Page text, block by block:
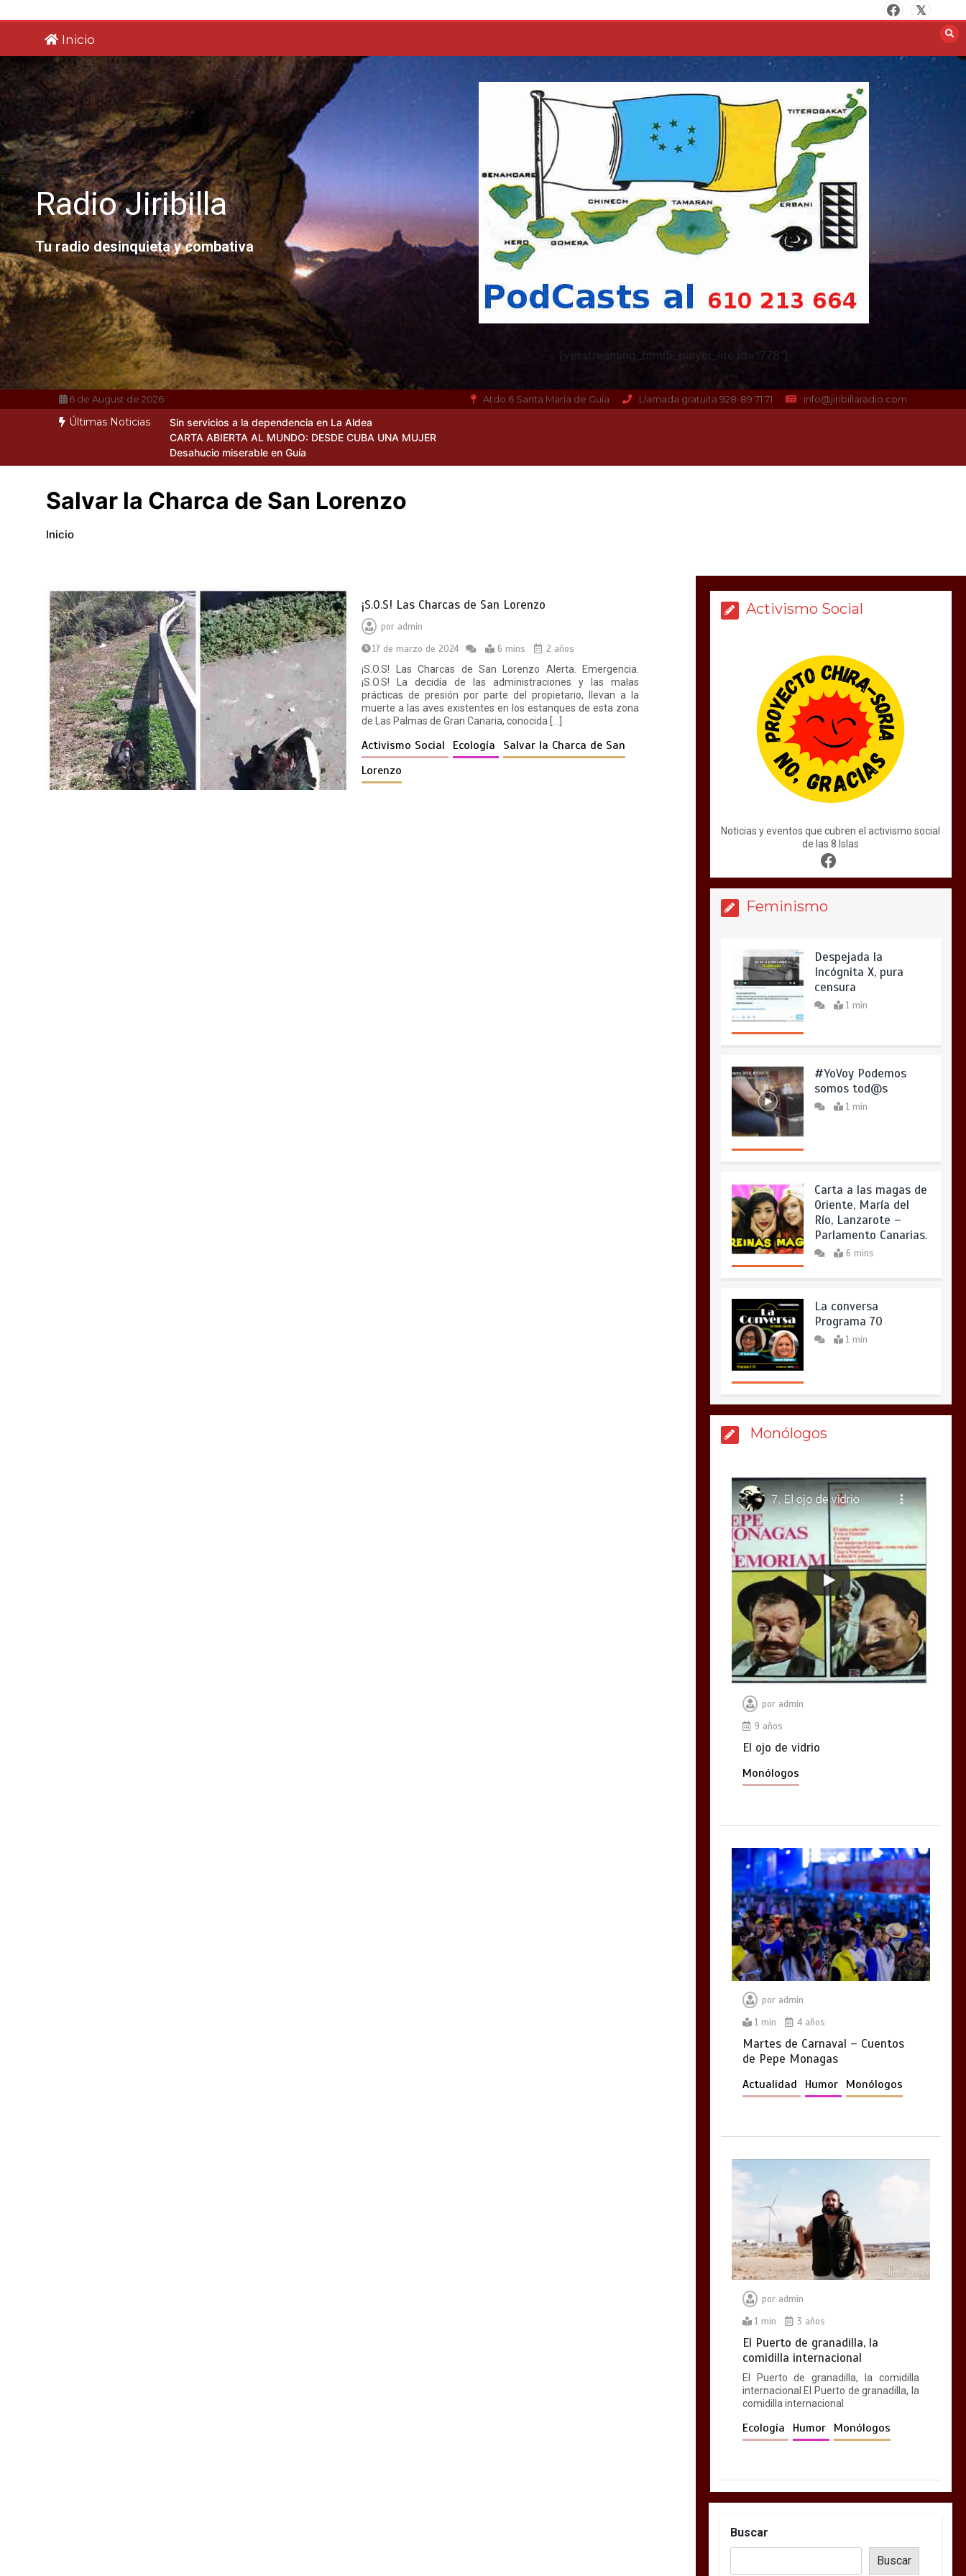
al
contenido Inicio
Radio Jiribilla
Tu radio desinquieta y combativa
[yesstreaming_html5_player_lite id="778"]
6 de August de 2026 Atdo.6 Santa María de Guía Llamada gratuita 928-89 71 71 info@jiribillaradio.com
Últimas Noticias
Sin servicios a la dependencia en La Aldea
CARTA ABIERTA AL MUNDO: DESDE CUBA UNA MUJER
Desahucio miserable en Guía
Salvar la Charca de San Lorenzo
Inicio
¡S.O.S! Las Charcas de San Lorenzo
por admin
17 de marzo de 2024
6 mins
2 años
¡S.O.S! Las Charcas de San Lorenzo Alerta. Emergencia.
¡S.O.S! La decidía de las administraciones y las malas
prácticas de presión por parte del propietario, llevan a la
muerte a las aves existentes en los estanques de esta zona
de Las Palmas de Gran Canaria, conocida […]
Activismo Social Ecología
Salvar la Charca de San
Lorenzo
Activismo Social
Noticias y eventos que cubren el activismo social
de las 8 Islas
Feminismo
Despejada la
Incógnita X, pura
censura
1 min
#YoVoy Podemos
somos tod@s
1 min
Carta a las magas de
Oriente, María del
Río, Lanzarote –
Parlamento Canarias.
6 mins
La conversa
Programa 70
1 min
Monólogos
por admin
9 años
El ojo de vidrio
Monólogos
por admin
1 min
4 años
Martes de Carnaval – Cuentos
de Pepe Monagas
Actualidad Humor Monólogos
por admin
1 min
3 años
El Puerto de granadilla, la
comidilla internacional
El Puerto de granadilla, la comidilla
internacional El Puerto de granadilla, la
comidilla internacional
Ecología Humor Monólogos
Buscar
Buscar